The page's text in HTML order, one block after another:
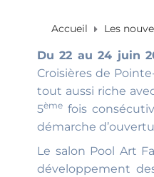
Accueil Les
Du 22 au 24 juin
Croisières de
tout aussi riche
5ème fois
démarche
Le salon Pool Art
développement